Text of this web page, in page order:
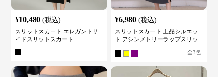
¥10,480 (税込)
スリットスカート エレガントサ
イドスリットスカート
¥6,980 (税込)
スリットスカート 上品シルエッ
ト アシンメトリーラップスリッ
全3色